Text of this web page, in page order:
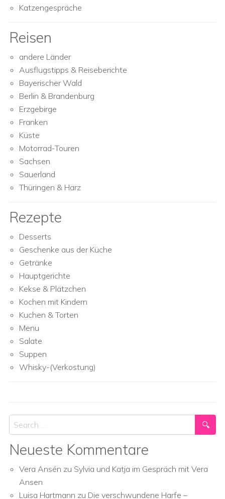
Katzengespräche
Reisen
andere Länder
Ausflugstipps & Reiseberichte
Bayerischer Wald
Berlin & Brandenburg
Erzgebirge
Franken
Küste
Motorrad-Touren
Sachsen
Sauerland
Thüringen & Harz
Rezepte
Desserts
Geschenke aus der Küche
Getränke
Hauptgerichte
Kekse & Plätzchen
Kochen mit Kindern
Kuchen & Torten
Menu
Salate
Suppen
Whisky-(Verkostung)
Search
Neueste Kommentare
Vera Ansén zu Sylvia und Katja im Gespräch mit Vera
Ansen
Luisa Hartmann zu Die verschwundene Harfe –